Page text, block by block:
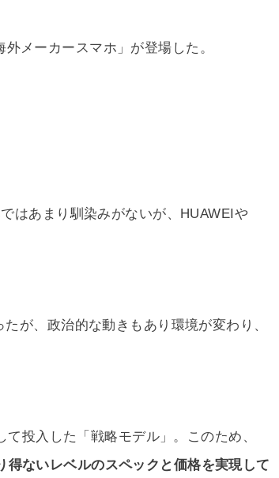
メーカースマホ」が登場した。
はあまり馴染みがないが、HUAWEIや
が、政治的な動きもあり環境が変わり、
投入した「戦略モデル」。このため、
得ないレベルのスペックと価格を実現して